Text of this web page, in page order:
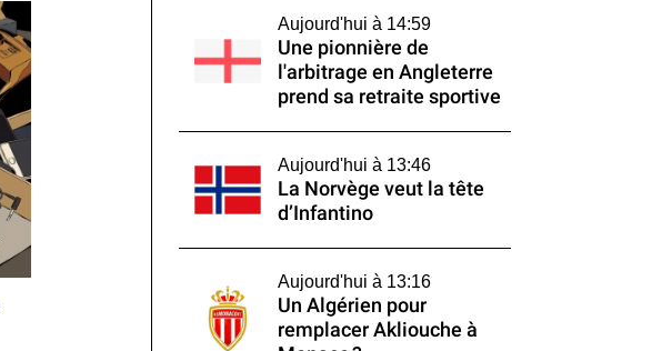
Aujourd'hui à 14:59
Une pionnière de
l'arbitrage en Angleterre
prend sa retraite sportive
Aujourd'hui à 13:46
La Norvège veut la tête
d’Infantino
Aujourd'hui à 13:16
Un Algérien pour
remplacer Akliouche à